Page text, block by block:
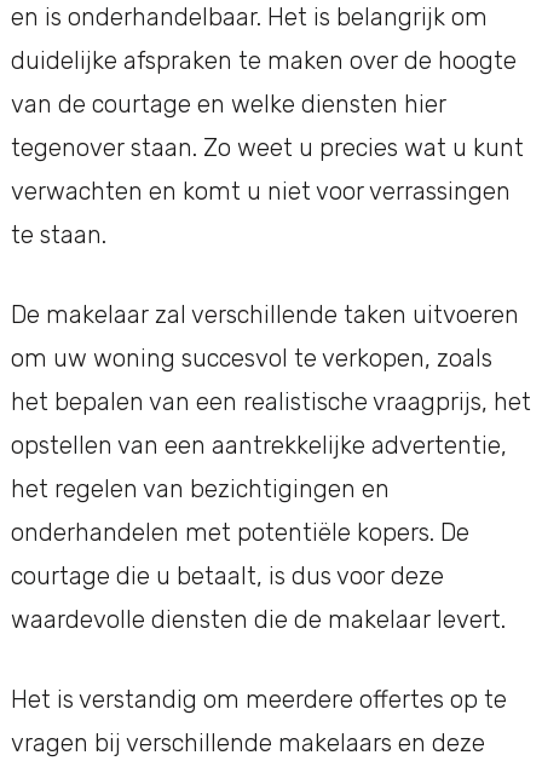
en is onderhandelbaar. Het is belangrijk om
duidelijke afspraken te maken over de hoogte
van de courtage en welke diensten hier
tegenover staan. Zo weet u precies wat u kunt
verwachten en komt u niet voor verrassingen
te staan.
De makelaar zal verschillende taken uitvoeren
om uw woning succesvol te verkopen, zoals
het bepalen van een realistische vraagprijs, het
opstellen van een aantrekkelijke advertentie,
het regelen van bezichtigingen en
onderhandelen met potentiële kopers. De
courtage die u betaalt, is dus voor deze
waardevolle diensten die de makelaar levert.
Het is verstandig om meerdere offertes op te
vragen bij verschillende makelaars en deze